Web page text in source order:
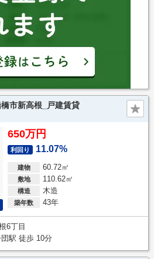
橋市新高根_戸建賃貸
650万円
利回り 11.07%
建物 60.72㎡
敷地 110.62㎡
構造 木造
築年数 43年
6丁目
駅 徒歩 10分